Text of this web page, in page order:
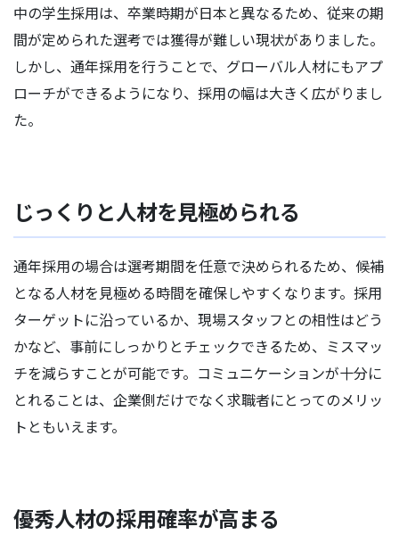
中の学生採用は、卒業時期が日本と異なるため、従来の期
間が定められた選考では獲得が難しい現状がありました。
しかし、通年採用を行うことで、グローバル人材にもアプ
ローチができるようになり、採用の幅は大きく広がりまし
た。
じっくりと人材を見極められる
通年採用の場合は選考期間を任意で決められるため、候補
となる人材を見極める時間を確保しやすくなります。採用
ターゲットに沿っているか、現場スタッフとの相性はどう
かなど、事前にしっかりとチェックできるため、ミスマッ
チを減らすことが可能です。コミュニケーションが十分に
とれることは、企業側だけでなく求職者にとってのメリッ
トともいえます。
優秀人材の採用確率が高まる